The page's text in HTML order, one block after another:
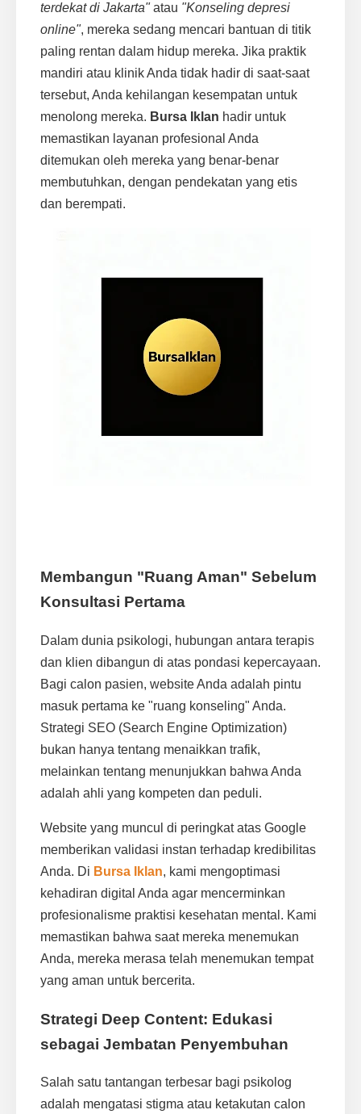
terdekat di Jakarta"atau "Konseling depresi
online", mereka sedang mencari bantuan di titik
paling rentan dalam hidup mereka. Jika praktik
mandiri atau klinik Anda tidak hadir di saat-saat
tersebut, Anda kehilangan kesempatan untuk
menolong mereka. Bursa Iklan hadir untuk
memastikan layanan profesional Anda
ditemukan oleh mereka yang benar-benar
membutuhkan, dengan pendekatan yang etis
dan berempati.
Membangun "Ruang Aman" Sebelum
Konsultasi Pertama
Dalam dunia psikologi, hubungan antara terapis
dan klien dibangun di atas pondasi kepercayaan.
Bagi calon pasien, website Anda adalah pintu
masuk pertama ke "ruang konseling" Anda.
Strategi SEO (Search Engine Optimization)
bukan hanya tentang menaikkan trafik,
melainkan tentang menunjukkan bahwa Anda
adalah ahli yang kompeten dan peduli.
Website yang muncul di peringkat atas Google
memberikan validasi instan terhadap kredibilitas
Anda. Di Bursa Iklan, kami mengoptimasi
kehadiran digital Anda agar mencerminkan
profesionalisme praktisi kesehatan mental. Kami
memastikan bahwa saat mereka menemukan
Anda, mereka merasa telah menemukan tempat
yang aman untuk bercerita.
Strategi Deep Content: Edukasi
sebagai Jembatan Penyembuhan
Salah satu tantangan terbesar bagi psikolog
adalah mengatasi stigma atau ketakutan calon